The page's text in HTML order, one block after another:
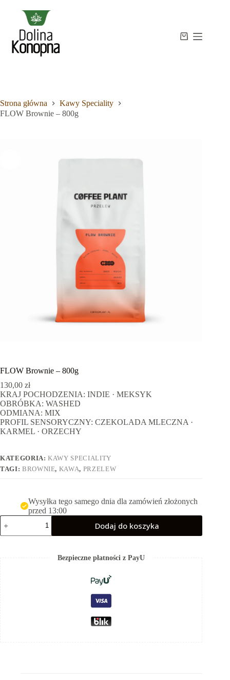
Brak
wyników
Strona
główna
Kontakt
Koszyk
Strona główna
Kawy Speciality
FLOW Brownie – 800g
FLOW Brownie – 800g
130,00 zł
KRAJ POCHODZENIA: INDIE · MEKSYK
OBRÓBKA: WASHED
ODMIANA: MIX
PROFIL SENSORYCZNY: CZEKOLADA MLECZNA ·
KARMEL · ORZECHY
KATEGORIA:KAWY SPECIALITY
TAGI: BROWNIE, KAWA, PRZELEW
Wysyłka tego samego dnia dla zamówień złożonych
przed 13:00
ilość
FLOW
Brownie
Dodaj do koszyka
Bezpieczne płatności z PayU